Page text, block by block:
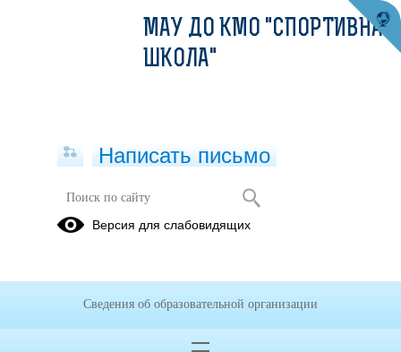
Первенство МАУ КГО "Спортивная
школа" по кроссу
МАУ ДО КМО "СПОРТИВНАЯ
ШКОЛА"
Написать письмо
Версия для слабовидящих
Сведения об образовательной организации